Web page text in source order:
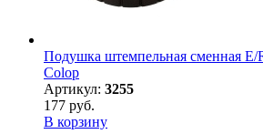
Подушка штемпельная сменная E/
Colop
Артикул: 3255
177 руб.
В корзину